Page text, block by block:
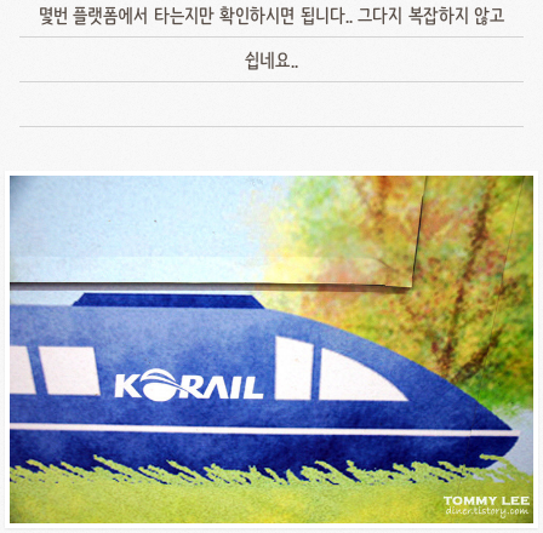
몇번 플랫폼에서 타는지만 확인하시면 됩니다.. 그다지 복잡하지 않고
쉽네요..